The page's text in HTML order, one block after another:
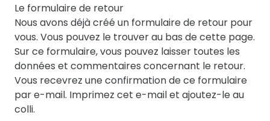
Le formulaire de retour
Nous avons déjà créé un formulaire de retour pour
vous. Vous pouvez le trouver au bas de cette page.
Sur ce formulaire, vous pouvez laisser toutes les
données et commentaires concernant le retour.
Vous recevrez une confirmation de ce formulaire
par e-mail. Imprimez cet e-mail et ajoutez-le au
colli.